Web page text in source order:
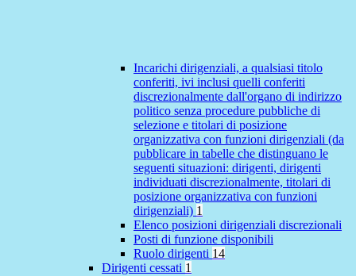
Incarichi dirigenziali, a qualsiasi titolo
conferiti, ivi inclusi quelli conferiti
discrezionalmente dall'organo di indirizzo
politico senza procedure pubbliche di
selezione e titolari di posizione
organizzativa con funzioni dirigenziali (da
pubblicare in tabelle che distinguano le
seguenti situazioni: dirigenti, dirigenti
individuati discrezionalmente, titolari di
posizione organizzativa con funzioni
dirigenziali) 1
Elenco posizioni dirigenziali discrezionali
Posti di funzione disponibili
Ruolo dirigenti 14
Dirigenti cessati 1